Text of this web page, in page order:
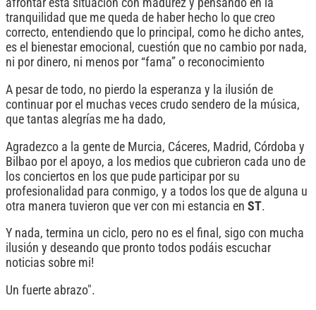
afrontar esta situación con madurez y pensando en la
tranquilidad que me queda de haber hecho lo que creo
correcto, entendiendo que lo principal, como he dicho antes,
es el bienestar emocional, cuestión que no cambio por nada,
ni por dinero, ni menos por “fama” o reconocimiento
A pesar de todo, no pierdo la esperanza y la ilusión de
continuar por el muchas veces crudo sendero de la música,
que tantas alegrías me ha dado,
Agradezco a la gente de Murcia, Cáceres, Madrid, Córdoba y
Bilbao por el apoyo, a los medios que cubrieron cada uno de
los conciertos en los que pude participar por su
profesionalidad para conmigo, y a todos los que de alguna u
otra manera tuvieron que ver con mi estancia en ST.
Y nada, termina un ciclo, pero no es el final, sigo con mucha
ilusión y deseando que pronto todos podáis escuchar
noticias sobre mi!
Un fuerte abrazo".